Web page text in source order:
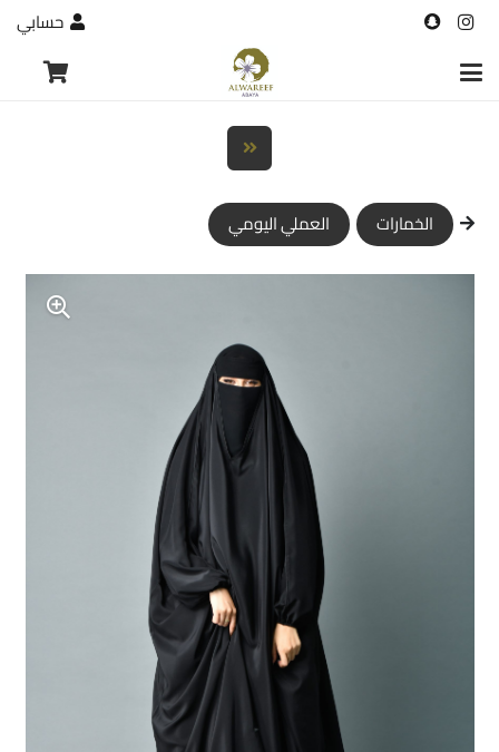
حسابي
الخمارات العملي اليومي